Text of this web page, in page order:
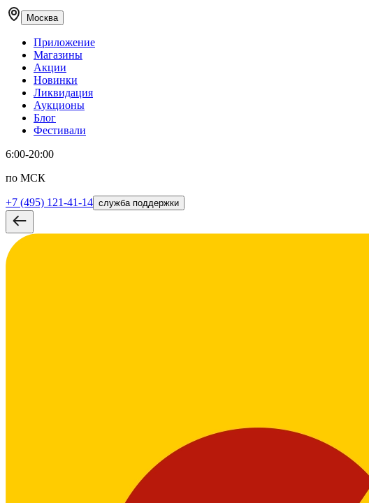
Москва
Приложение
Магазины
Акции
Новинки
Ликвидация
Аукционы
Блог
Фестивали
6:00-20:00
по МСК
+7 (495) 121-41-14 служба поддержки